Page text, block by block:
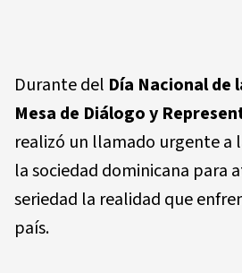
Durante del Día Nacional de
Mesa de Diálogo y
realizó un llamado urgente a
la sociedad dominicana para
seriedad la realidad que
país.